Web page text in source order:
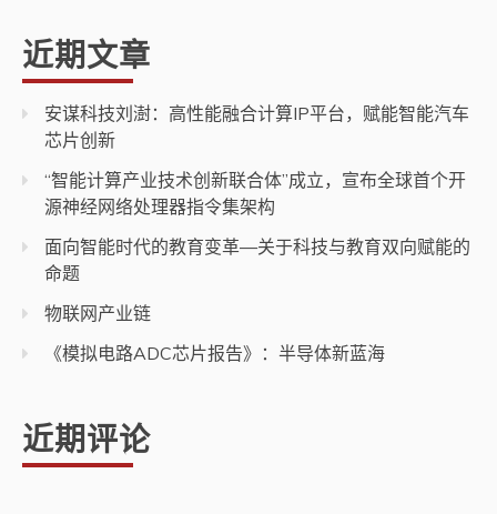
近期文章
安谋科技刘澍：高性能融合计算IP平台，赋能智能汽车
芯片创新
“智能计算产业技术创新联合体”成立，宣布全球首个开
源神经网络处理器指令集架构
面向智能时代的教育变革—关于科技与教育双向赋能的
命题
物联网产业链
《模拟电路ADC芯片报告》：半导体新蓝海
近期评论